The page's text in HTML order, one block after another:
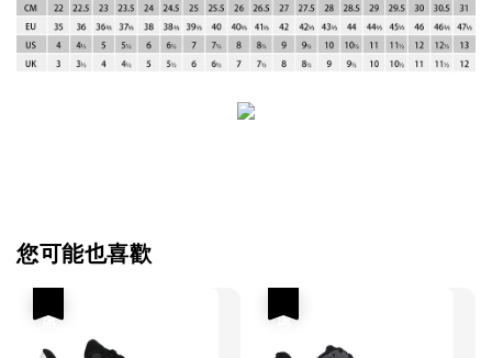
您可能也喜歡